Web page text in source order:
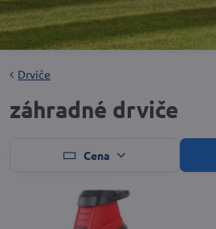
Drviče
záhradné drviče
Cena